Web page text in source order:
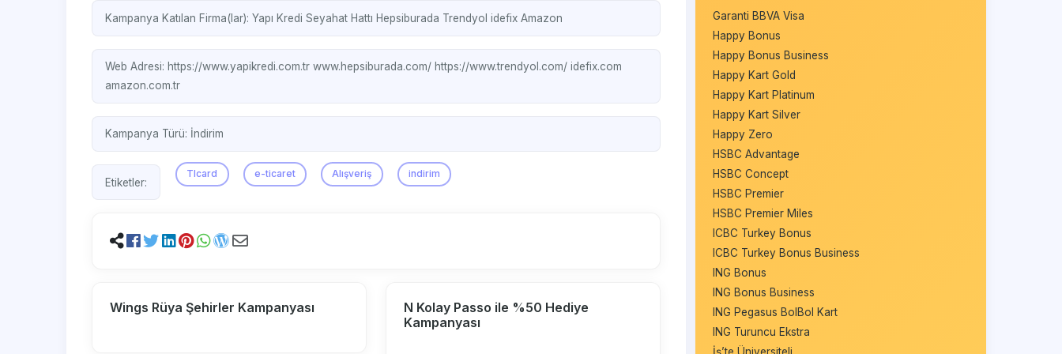
Kampanya Katılan Firma(lar): Yapı Kredi Seyahat Hattı Hepsiburada Trendyol idefix Amazon
Web Adresi: https://www.yapikredi.com.tr www.hepsiburada.com/ https://www.trendyol.com/ idefix.com
amazon.com.tr
Kampanya Türü: İndirim
Etiketler:
Tlcard e-ticaret Alışveriş indirim
Wings Rüya Şehirler Kampanyası
N Kolay Passo ile %50 Hediye
Kampanyası
Garanti BBVA Visa
Happy Bonus
Happy Bonus Business
Happy Kart Gold
Happy Kart Platinum
Happy Kart Silver
Happy Zero
HSBC Advantage
HSBC Concept
HSBC Premier
HSBC Premier Miles
ICBC Turkey Bonus
ICBC Turkey Bonus Business
ING Bonus
ING Bonus Business
ING Pegasus BolBol Kart
ING Turuncu Ekstra
İş’te Üniversiteli